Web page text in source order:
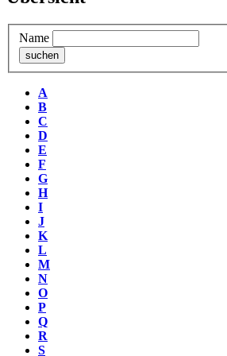
Name
A
B
C
D
E
F
G
H
I
J
K
L
M
N
O
P
Q
R
S